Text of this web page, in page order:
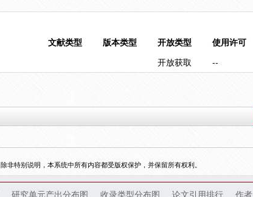
文献类型 版本类型 开放类型
使用许可
开放获取 --
除非特别说明，本系统中所有内容都受版权保护，并保留所有权利。
研究单元产出分布图 收录类型分布图 论文引用排行 作者